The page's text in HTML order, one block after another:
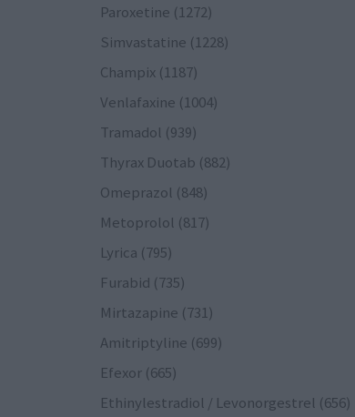
Paroxetine (1272)
Simvastatine (1228)
Champix (1187)
Venlafaxine (1004)
Tramadol (939)
Thyrax Duotab (882)
Omeprazol (848)
Metoprolol (817)
Lyrica (795)
Furabid (735)
Mirtazapine (731)
Amitriptyline (699)
Efexor (665)
Ethinylestradiol / Levonorgestrel (656)